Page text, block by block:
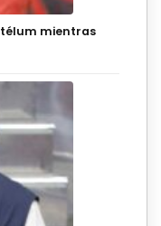
mientras